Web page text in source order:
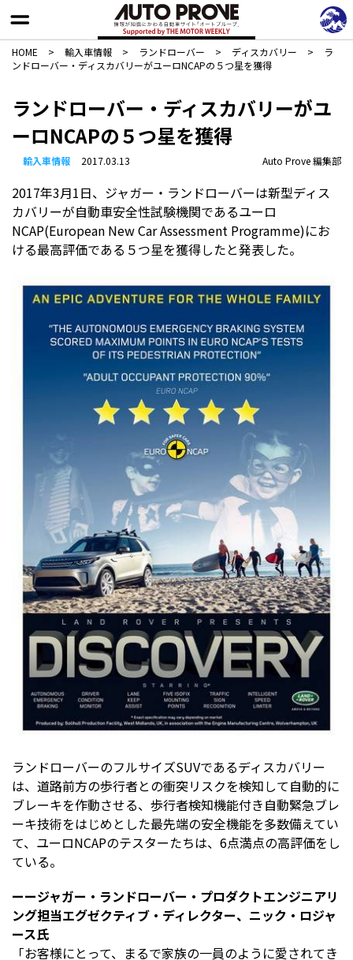
HOME > 輸入車情報 > ランドローバー > ディスカバリー >
ラ
ンドローバー・ディスカバリーがユーロNCAPの５つ星を獲得
ランドローバー・ディスカバリーがユ
ーロNCAPの５つ星を獲得
輸入車情報 2017.03.13 Auto Prove 編集部
2017年3月1日、ジャガー・ランドローバーは新型ディス
カバリーが自動車安全性試験機関であるユーロ
NCAP(European New Car Assessment Programme)にお
ける最高評価である５つ星を獲得したと発表した。
ランドローバーのフルサイズSUVであるディスカバリー
は、道路前方の歩行者との衝突リスクを検知して自動的に
ブレーキを作動させる、歩行者検知機能付き自動緊急ブレ
ーキ技術をはじめとした最先端の安全機能を多数備えてい
て、ユーロNCAPのテスターたちは、6点満点の高評価をし
ている。
ーージャガー・ランドローバー・プロダクトエンジニアリ
ング担当エグゼクティブ・ディレクター、ニック・ロジャ
ース氏
「お客様にとって、まるで家族の一員のように愛されてき